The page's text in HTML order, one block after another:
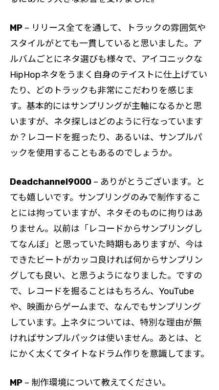
MP – リリース全てを通して、トラックの雰囲気や
スタイルがとても一貫していると思いました。ア
ルバムごとにネタ選びも様々で、アイコニックな
HipHopネタをうまく自身のテイストに仕上げてい
たり、どのトラックも非常にこだわりを感じま
す。基本的にはサンプリングが主軸になるかと思
いますが、ネタ探しはどのように行なっています
か？レコードを掘ったり、あるいは、サンプルパ
ックを使用することもあるのでしょうか。
Deadchannel9000 – ありがとうございます。と
ても嬉しいです。サンプリングのみで制作するこ
とには拘っていますが、ネタそのものに拘りはあ
りません。以前は「レコードからサンプリングし
てなんぼ」と思っていた時期もありますが、今は
できたビートがカッコ良ければ何からサンプリン
グしても良い、と思うようになりました。ですの
で、レコードを掘ることはもちろん、YouTube
や、映画からゲームまで、なんでもサンプリング
しています。上ネタについては、特別な理由が無
ければサンプルパックは使いません。あとは、と
にかく太くてタイトなドラム作りを意識してます。
MP – 制作環境について教えてください。